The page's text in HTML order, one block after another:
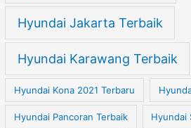
Hyundai Jakarta Terbaik
Hyundai Karawang Terbaik
Hyundai Kona 2021 Terbaru
Hyundai Pancoran Terbaik Hyundai